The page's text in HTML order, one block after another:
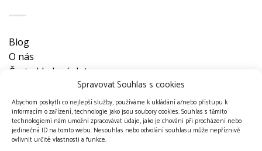
Spravovat Souhlas s cookies
Abychom poskytli co nejlepší služby, používáme k ukládání a/nebo přístupu k
informacím o zařízení, technologie jako jsou soubory cookies. Souhlas s těmito
technologiemi nám umožní zpracovávat údaje, jako je chování při procházení nebo
jedinečná ID na tomto webu. Nesouhlas nebo odvolání souhlasu může nepříznivě
ovlivnit určité vlastnosti a funkce.
Blog
O nás
Často kladené dotazy
Obchodní podmínky
Nevyzvednuté objednávky
Ochrana osobních údajů
Doprava a platební metody